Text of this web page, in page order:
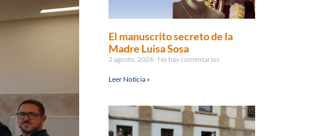
El manuscrito secreto de la
Madre Luisa Sosa
2 agosto, 2026 No hay comentarios
Leer Noticia »